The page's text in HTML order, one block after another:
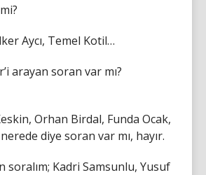
Aycı, Temel Kotil…
arayan soran var mı?
Orhan Birdal, Funda Ocak,
diye soran var mı, hayır.
soralım; Kadri Samsunlu, Yusuf